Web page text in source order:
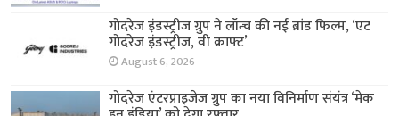
गोदरेज इंडस्ट्रीज ग्रुप ने लॉन्च की नई ब्रांड फिल्म, ‘एट
गोदरेज इंडस्ट्रीज, वी क्राफ्ट’
August 6, 2026
गोदरेज एंटरप्राइजेज ग्रुप का नया विनिर्माण संयंत्र ‘मेक